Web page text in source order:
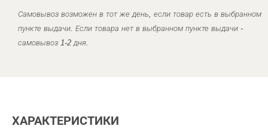
Самовывоз возможен в тот же день, если товар есть в выбранном
пункте выдачи. Если товара нет в выбранном пункте выдачи -
самовывоз 1-2 дня.
ХАРАКТЕРИСТИКИ